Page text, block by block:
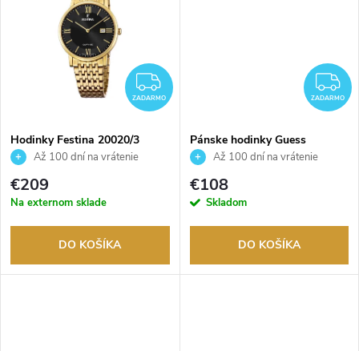
o
v
o
v
ZADARMO
ZADARMO
Hodinky Festina 20020/3
Až 100 dní na vrátenie
€209
Na externom sklade
DO KOŠÍKA
ZADARMO
Pánske hodinky Guess
GW0330G2
Až 100 dní na vrátenie
€108
Skladom
DO KOŠÍKA